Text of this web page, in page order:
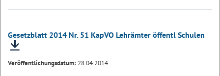
Gesetzblatt 2014 Nr. 51 KapVO Lehrämter öffentl Schulen
Veröffentlichungsdatum: 28.04.2014